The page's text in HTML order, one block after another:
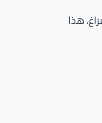
هذا